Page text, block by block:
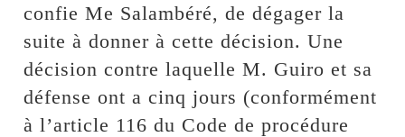
confie Me Salambéré, de dégager la
suite à donner à cette décision. Une
décision contre laquelle M. Guiro et sa
défense ont a cinq jours (conformément
à l’article 116 du Code de procédure